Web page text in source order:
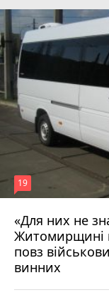
«Для них не
Житомирщині
повз
винних
19
17 липня 2026 р.